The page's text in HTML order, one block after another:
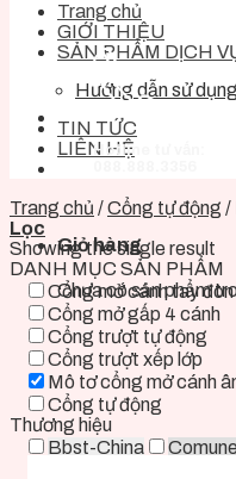
Hotline tư vấn:
Giỏ hàng
Chưa có sản phẩm
Trang chủ
GIỚI THIỆU
SẢN PHẨM DỊCH
Hướng dẫn sử dụng
TIN TỨC
LIÊN HỆ
Trang chủ /Cổng tự động /
Lọc
Showing the single result
DANH MỤC SẢN PHẨM
Cổng mở cánh tay đòn
Cổng mở gấp 4 cánh
Cổng trượt tự động
Cổng trượt xếp lớp
Mô tơ cổng mở cánh
Cổng tự động
Thương hiệu
Bbst-China